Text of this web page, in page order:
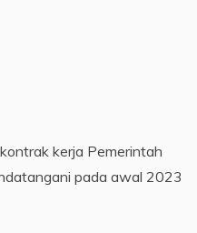
kerja Pemerintah
pada awal 2023